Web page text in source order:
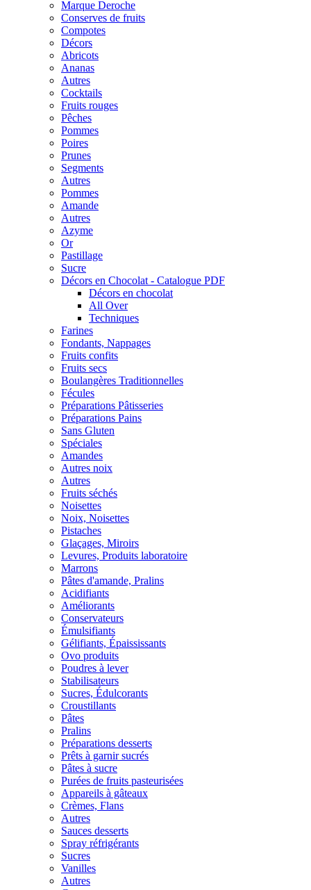
Marque Deroche
Conserves de fruits
Compotes
Décors
Abricots
Ananas
Autres
Cocktails
Fruits rouges
Pêches
Pommes
Poires
Prunes
Segments
Autres
Pommes
Amande
Autres
Azyme
Or
Pastillage
Sucre
Décors en Chocolat - Catalogue PDF
Décors en chocolat
All Over
Techniques
Farines
Fondants, Nappages
Fruits confits
Fruits secs
Boulangères Traditionnelles
Fécules
Préparations Pâtisseries
Préparations Pains
Sans Gluten
Spéciales
Amandes
Autres noix
Autres
Fruits séchés
Noisettes
Noix, Noisettes
Pistaches
Glaçages, Miroirs
Levures, Produits laboratoire
Marrons
Pâtes d'amande, Pralins
Acidifiants
Améliorants
Conservateurs
Émulsifiants
Gélifiants, Épaississants
Ovo produits
Poudres à lever
Stabilisateurs
Sucres, Édulcorants
Croustillants
Pâtes
Pralins
Préparations desserts
Prêts à garnir sucrés
Pâtes à sucre
Purées de fruits pasteurisées
Appareils à gâteaux
Crèmes, Flans
Autres
Sauces desserts
Spray réfrigérants
Sucres
Vanilles
Autres